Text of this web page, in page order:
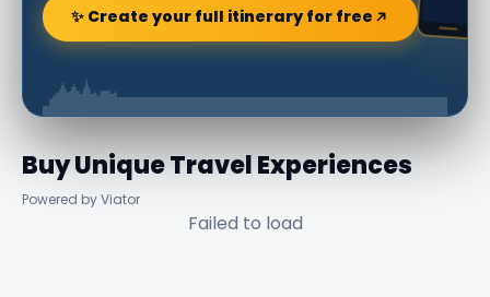
✨ Create your full itinerary for free
Buy Unique Travel Experiences
Powered by Viator
Failed to load